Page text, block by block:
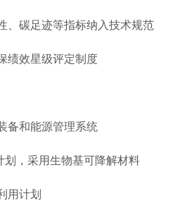
、碳足迹等指标纳入技术规范
绩效星级评定制度
备和能源管理系统
，采用生物基可降解材料
用计划